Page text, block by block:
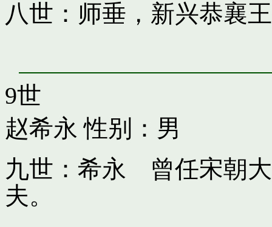
八世：师垂，新兴恭襄王
9世
赵希永 性别：男
九世：希永 曾任宋朝
夫。